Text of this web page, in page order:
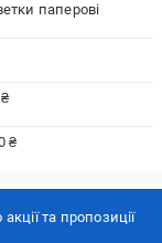
паперові
₴
та пропозиції